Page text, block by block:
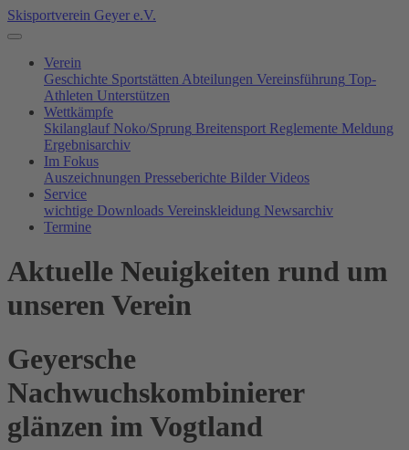
Skisportverein Geyer e.V.
Verein
Geschichte Sportstätten Abteilungen Vereinsführung Top-
Athleten Unterstützen
Wettkämpfe
Skilanglauf Noko/Sprung Breitensport Reglemente Meldung
Ergebnisarchiv
Im Fokus
Auszeichnungen Presseberichte Bilder Videos
Service
wichtige Downloads Vereinskleidung Newsarchiv
Termine
Aktuelle Neuigkeiten rund um
unseren Verein
Geyersche
Nachwuchskombinierer
glänzen im Vogtland